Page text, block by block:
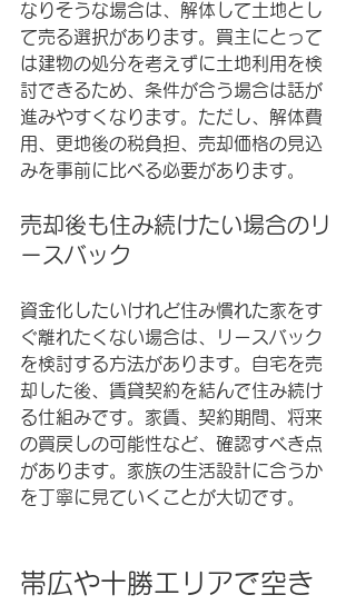
なりそうな場合は、解体して土地とし
て売る選択があります。買主にとって
は建物の処分を考えずに土地利用を検
討できるため、条件が合う場合は話が
進みやすくなります。ただし、解体費
用、更地後の税負担、売却価格の見込
みを事前に比べる必要があります。
売却後も住み続けたい場合のリ
ースバック
資金化したいけれど住み慣れた家をす
ぐ離れたくない場合は、リースバック
を検討する方法があります。自宅を売
却した後、賃貸契約を結んで住み続け
る仕組みです。家賃、契約期間、将来
の買戻しの可能性など、確認すべき点
があります。家族の生活設計に合うか
を丁寧に見ていくことが大切です。
帯広や十勝エリアで空き